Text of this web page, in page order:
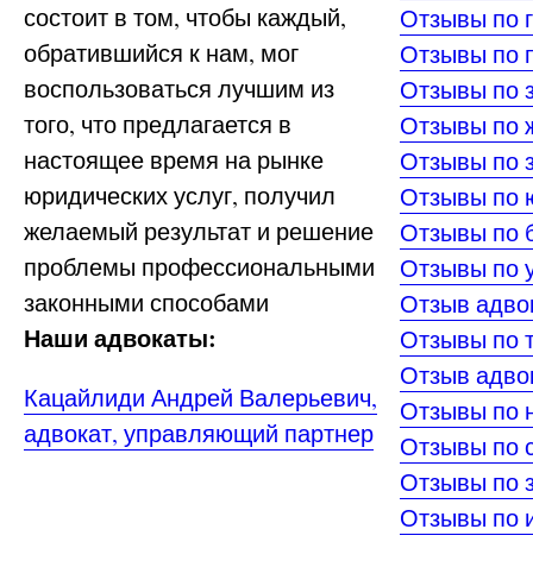
состоит в том, чтобы каждый,
обратившийся к нам, мог
воспользоваться лучшим из
того, что предлагается в
настоящее время на рынке
юридических услуг, получил
желаемый результат и решение
проблемы профессиональными
законными способами
Наши адвокаты:
Кацайлиди Андрей Валерьевич,
адвокат, управляющий партнер
Отзывы по
Отзывы по
Отзывы по
Отзывы по
Отзывы по
Отзывы по
Отзывы по
Отзывы по
Отзыв
Отзывы по
Отзыв
Отзывы по
Отзывы по
Отзывы по
Отзывы по